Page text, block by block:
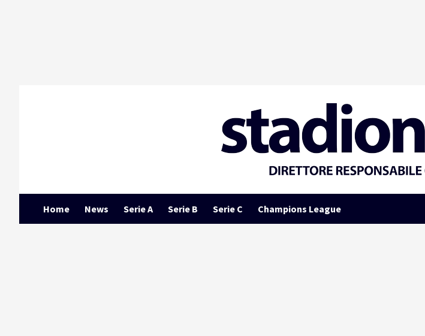
Home News Serie A Serie B Serie C Champions League